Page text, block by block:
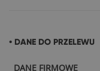
• DANE DO PRZELEWU
DANE FIRMOWE